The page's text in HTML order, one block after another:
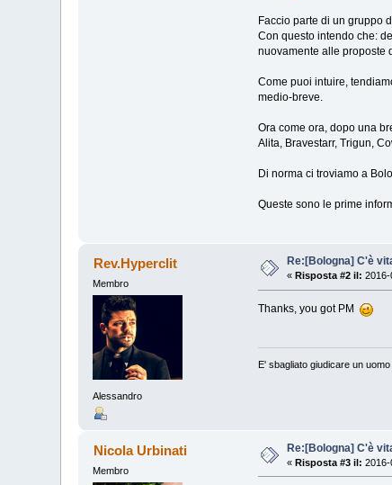
Faccio parte di un gruppo
Con questo intendo che:
nuovamente alle proposte
Come puoi intuire,
medio-breve.
Ora come ora, dopo una
Alita, Bravestarr, Trigun,
Di norma ci troviamo a
Queste sono le prime
Rev.Hyperclit
Membro
Alessandro
Re:[Bologna] C'è
« Risposta #2 il: 2016-
Thanks, you got PM
E' sbagliato giudicare un
Nicola Urbinati
Membro
Re:[Bologna] C'è
«Risposta #3 il: 2016-